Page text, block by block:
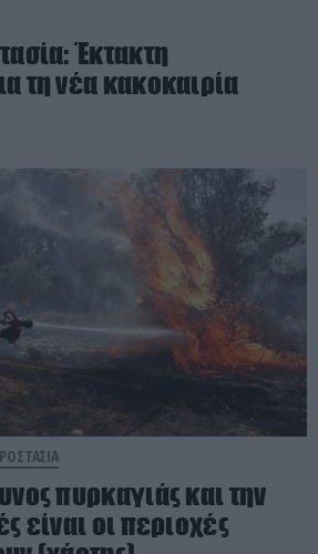
Έκτακτη
τη νέα κακοκαιρία
πυρκαγιάς και την
είναι οι περιοχές